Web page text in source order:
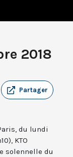
2018
Partager
du lundi
KTO
solennelle du